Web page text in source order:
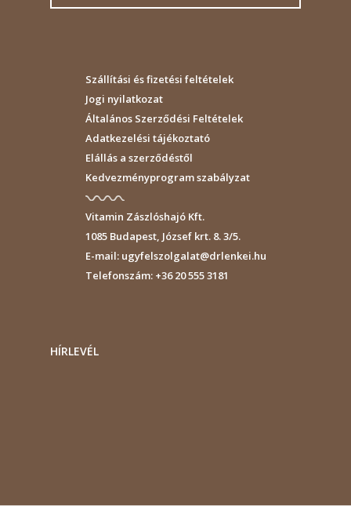
Szállítási és fizetési feltételek
Jogi nyilatkozat
Általános Szerződési Feltételek
Adatkezelési tájékoztató
Elállás a szerződéstől
Kedvezményprogram szabályzat
Vitamin Zászlóshajó Kft.
1085Budapest, József krt. 8. 3/5.
E-mail:ugyfelszolgalat@drlenkei.hu
Telefonszám:+36 20 555 3181
HÍRLEVÉL